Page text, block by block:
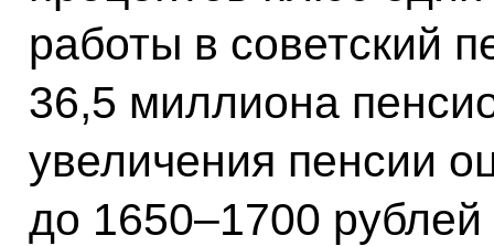
работы в советский
36,5 миллиона
увеличения пенсии
до 1650–1700